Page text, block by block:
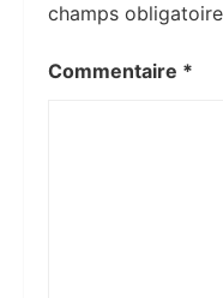
champs
Commentaire *